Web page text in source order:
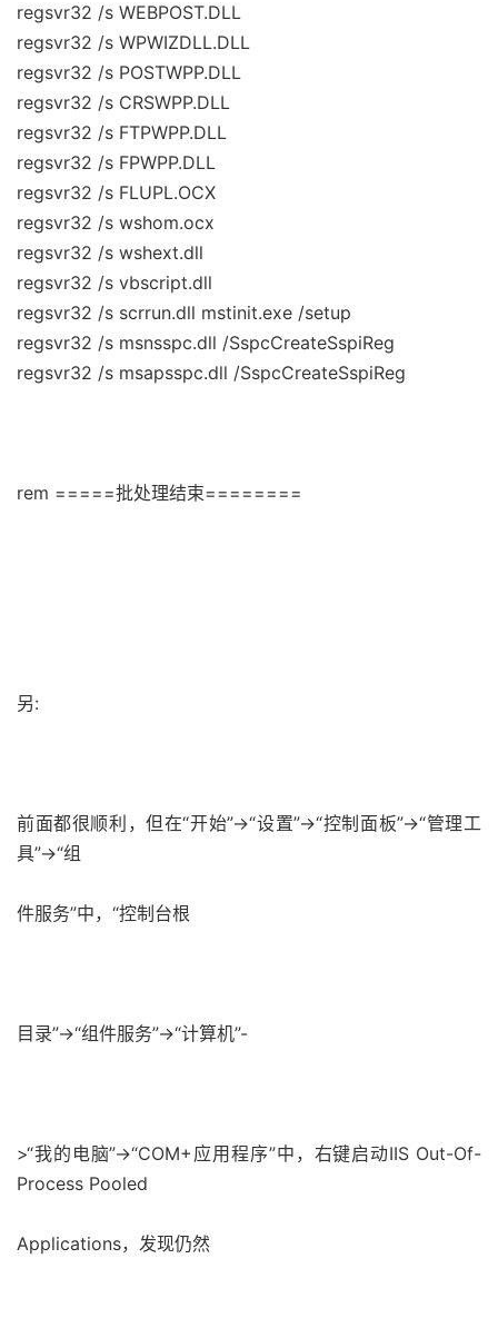
regsvr32 /s WEBPOST.DLL
regsvr32 /s WPWIZDLL.DLL
regsvr32 /s POSTWPP.DLL
regsvr32 /s CRSWPP.DLL
regsvr32 /s FTPWPP.DLL
regsvr32 /s FPWPP.DLL
regsvr32 /s FLUPL.OCX
regsvr32 /s wshom.ocx
regsvr32 /s wshext.dll
regsvr32 /s vbscript.dll
regsvr32 /s scrrun.dll mstinit.exe /setup
regsvr32 /s msnsspc.dll /SspcCreateSspiReg
regsvr32 /s msapsspc.dll /SspcCreateSspiReg
rem =====批处理结束========
另:
前面都很顺利，但在“开始”->“设置”->“控制面板”->“管理工
具”->“组
件服务”中，“控制台根
目录”->“组件服务”->“计算机”-
>“我的电脑”->“COM+应用程序”中，右键启动IIS Out-Of-
Process Pooled
Applications，发现仍然